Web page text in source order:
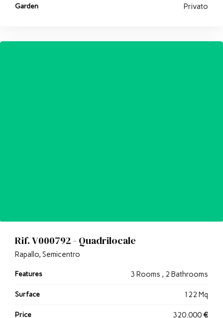
Garden Privato
Rif. V000792 - Quadrilocale
Rapallo, Semicentro
Features 3 Rooms , 2 Bathrooms
Surface 122 Mq
Price 320.000 €